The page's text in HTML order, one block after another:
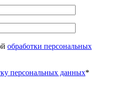
обработки персональных
персональных данных*